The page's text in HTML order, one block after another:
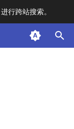
进行跨站搜索。